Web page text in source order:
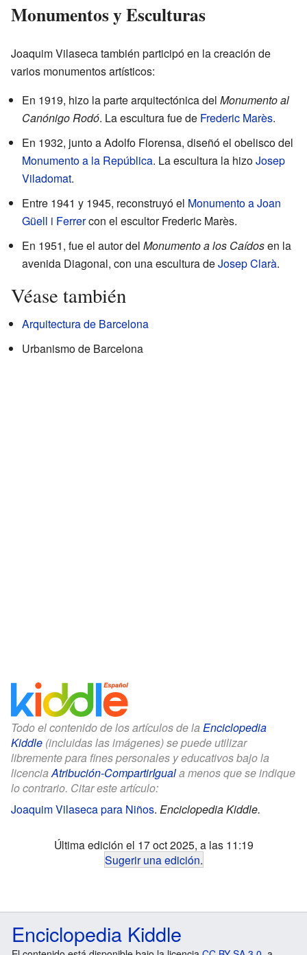
Monumentos y Esculturas
Joaquim Vilaseca también participó en la creación de
varios monumentos artísticos:
En 1919, hizo la parte arquitectónica del Monumento al
Canónigo Rodó. La escultura fue de Frederic Marès.
En 1932, junto a Adolfo Florensa, diseñó el obelisco del
Monumento a la República. La escultura la hizoJosep
Viladomat.
Entre 1941 y 1945, reconstruyó el Monumento a Joan
Güell i Ferrercon el escultor Frederic Marès.
En 1951, fue el autor del Monumento a los Caídosen la
avenida Diagonal, con una escultura deJosep Clarà.
Véase también
Arquitectura de Barcelona
Urbanismo de Barcelona
Todo el contenido de los artículos de la Enciclopedia
Kiddle (incluidas las imágenes) se puede utilizar
libremente para fines personales y educativos bajo la
licenciaAtribución-CompartirIguala menos que se indique
lo contrario. Citar este artículo:
Joaquim Vilaseca para Niños. Enciclopedia Kiddle.
Última edición el 17 oct 2025, a las 11:19
Sugerir una edición.
Enciclopedia Kiddle